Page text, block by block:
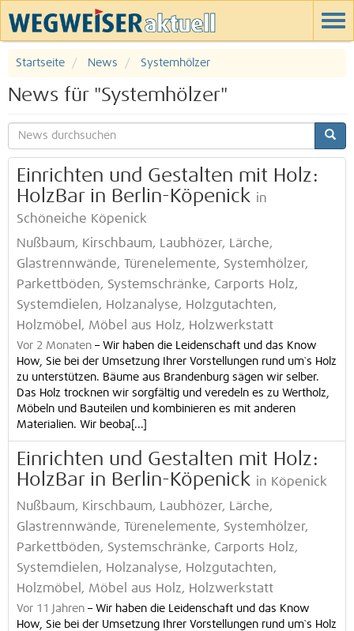
Startseite News Systemhölzer
News für "Systemhölzer"
Einrichten und Gestalten mit Holz:
HolzBar in Berlin-Köpenick in
Schöneiche Köpenick
Nußbaum, Kirschbaum, Laubhözer, Lärche,
Glastrennwände, Türenelemente, Systemhölzer,
Parkettböden, Systemschränke, Carports Holz,
Systemdielen, Holzanalyse, Holzgutachten,
Holzmöbel, Möbel aus Holz, Holzwerkstatt
Vor 2 Monaten – Wir haben die Leidenschaft und das Know
How, Sie bei der Umsetzung Ihrer Vorstellungen rund um`s Holz
zu unterstützen. Bäume aus Brandenburg sägen wir selber.
Das Holz trocknen wir sorgfältig und veredeln es zu Wertholz,
Möbeln und Bauteilen und kombinieren es mit anderen
Materialien. Wir beoba[...]
Einrichten und Gestalten mit Holz:
HolzBar in Berlin-Köpenick in Köpenick
Nußbaum, Kirschbaum, Laubhözer, Lärche,
Glastrennwände, Türenelemente, Systemhölzer,
Parkettböden, Systemschränke, Carports Holz,
Systemdielen, Holzanalyse, Holzgutachten,
Holzmöbel, Möbel aus Holz, Holzwerkstatt
Vor 11 Jahren – Wir haben die Leidenschaft und das Know
How, Sie bei der Umsetzung Ihrer Vorstellungen rund um`s Holz